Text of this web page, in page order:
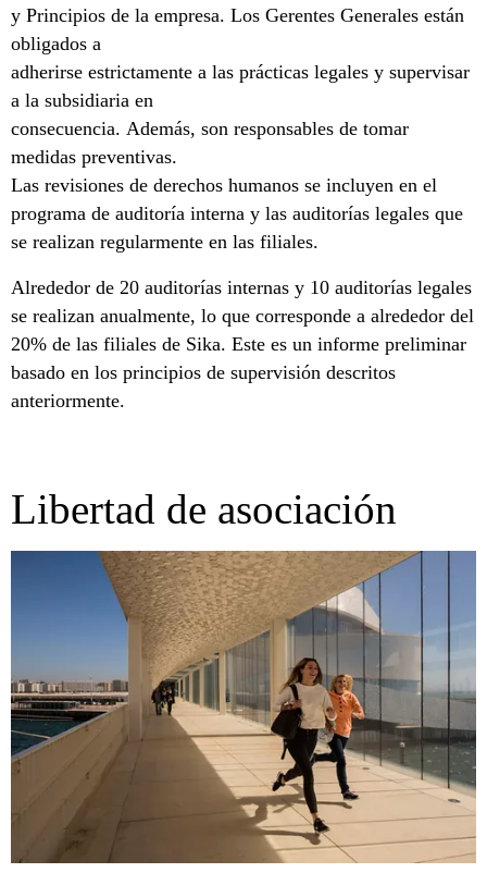
y Principios de la empresa. Los Gerentes Generales están
obligados a
adherirse estrictamente a las prácticas legales y supervisar
a la subsidiaria en
consecuencia. Además, son responsables de tomar
medidas preventivas.
Las revisiones de derechos humanos se incluyen en el
programa de auditoría interna y las auditorías legales que
se realizan regularmente en las filiales.
Alrededor de 20 auditorías internas y 10 auditorías legales
se realizan anualmente, lo que corresponde a alrededor del
20% de las filiales de Sika. Este es un informe preliminar
basado en los principios de supervisión descritos
anteriormente.
Libertad de asociación